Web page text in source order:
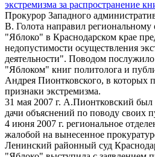
экстремизма за распространение
Прокурор Западного
В. Голота направил
"Яблоко" в Краснодарском крае
недопустимости осуществления
деятельности". Поводом
"Яблоком" книг политолога и
Андрея Пионтковского, в которых
признаки экстремизма.
31 мая 2007 г. А.Пионтковский был
дачи объяснений по поводу своих
4 июня 2007 г. региональное
жалобой на вынесенное
Ленинский районный суд